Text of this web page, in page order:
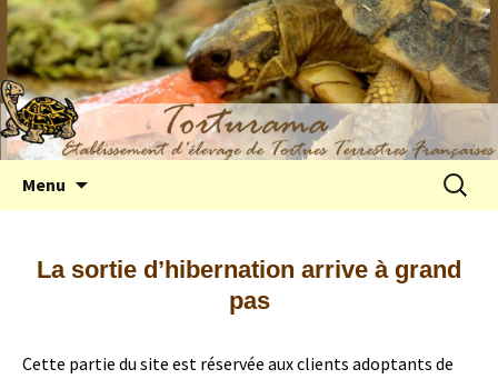
Elevage de tortues terrestres françaises
Hermann
Menu
La sortie d’hibernation arrive à grand
pas
Cette partie du site est réservée aux clients adoptants de